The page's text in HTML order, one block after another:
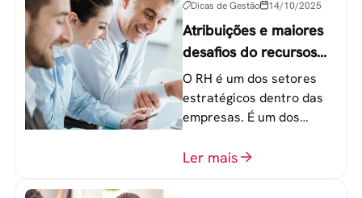
Dicas de Gestão 14/10/2025
Atribuições e maiores
desafios do recursos
humanos em uma
empresa
O RH é um dos setores
estratégicos dentro das
empresas. É um dos
o atingimento das metas
Ler mais